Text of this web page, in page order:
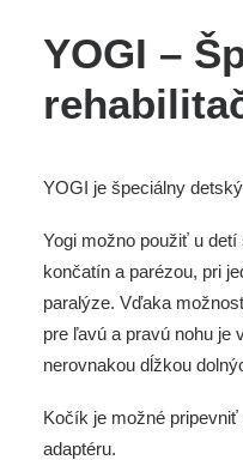
YOGI –
YOGI je špeciálny
Yogi možno použiť u
končatín a parézou, pri
paralýze. Vďaka
pre ľavú a pravú nohu je
nerovnakou dĺžkou
Kočík je možné
adaptéru.